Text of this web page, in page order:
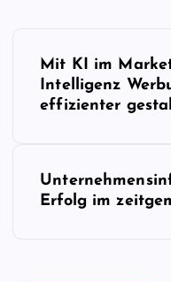
Mit KI im
Intelligenz
effizienter
Erfolg im